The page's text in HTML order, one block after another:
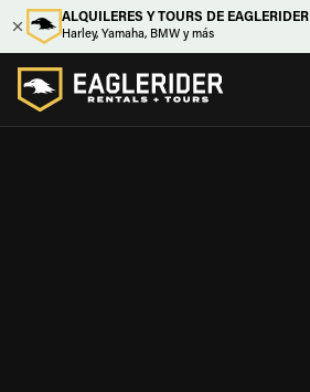
ALQUILERES Y TOURS DE EAGLERIDER
Harley, Yamaha, BMW y más